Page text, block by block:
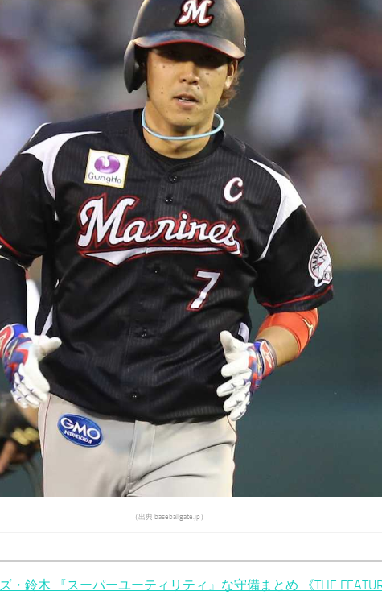
（出典 baseballgate.jp）
・鈴木 『スーパーユーティリティ』な守備まとめ 《THE